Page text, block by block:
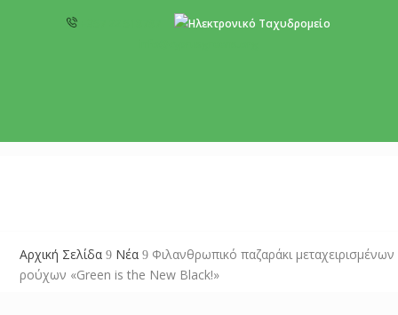
Αρχική Σελίδα 9 Νέα 9 Φιλανθρωπικό παζαράκι μεταχειρισμένων
ρούχων «Green is the New Black!»